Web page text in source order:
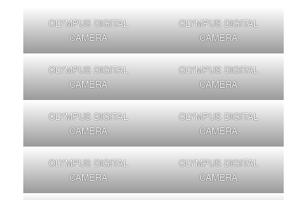
OLYMPUS DIGITAL
CAMERA
OLYMPUS DIGITAL
CAMERA
OLYMPUS DIGITAL
CAMERA
OLYMPUS DIGITAL
CAMERA
OLYMPUS DIGITAL
CAMERA
OLYMPUS DIGITAL
CAMERA
OLYMPUS DIGITAL
CAMERA
OLYMPUS DIGITAL
CAMERA